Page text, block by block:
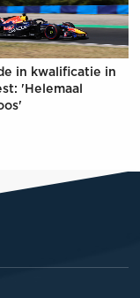
in kwalificatie in
'Helemaal